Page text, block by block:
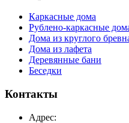
Каркасные дома
Рублено-каркасные
Дома из круглого
Дома из лафета
Деревянные бани
Беседки
Контакты
Адрес: